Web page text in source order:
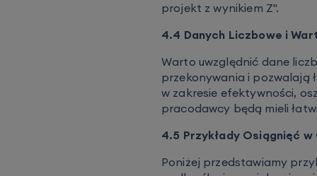
projekt z wynikiem Z".
4.4 Danych Liczbowe i
Warto uwzględnić dane
przekonywania i pozwalają
w zakresie efektywności,
pracodawcy będą mieli
4.5 Przykłady Osiągnięć w
Poniżej przedstawiamy